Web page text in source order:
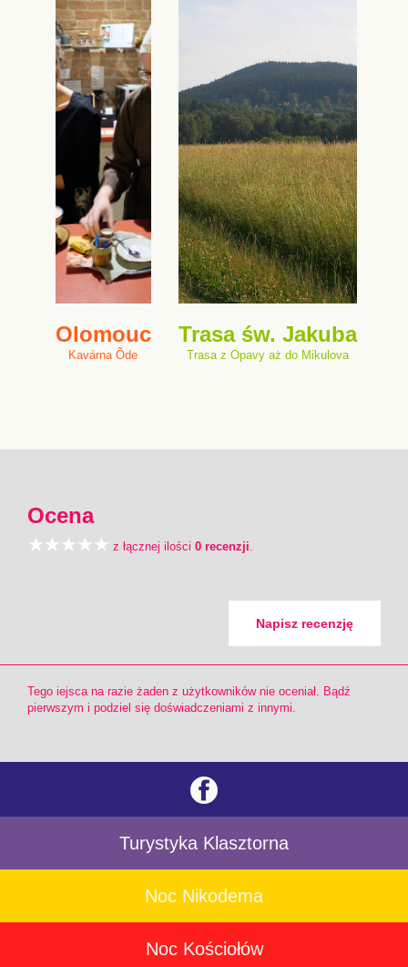
Olomouc
Kavárna Õde
Trasa św. Jakuba
Trasa z Opavy aż do Mikulova
Ocena
z łącznej ilości 0 recenzji.
Napisz recenzję
Tego iejsca na razie żaden z użytkowników nie oceniał. Bądź
pierwszym i podziel się doświadczeniami z innymi.
Turystyka Klasztorna
Noc Nikodema
Noc Kościołów